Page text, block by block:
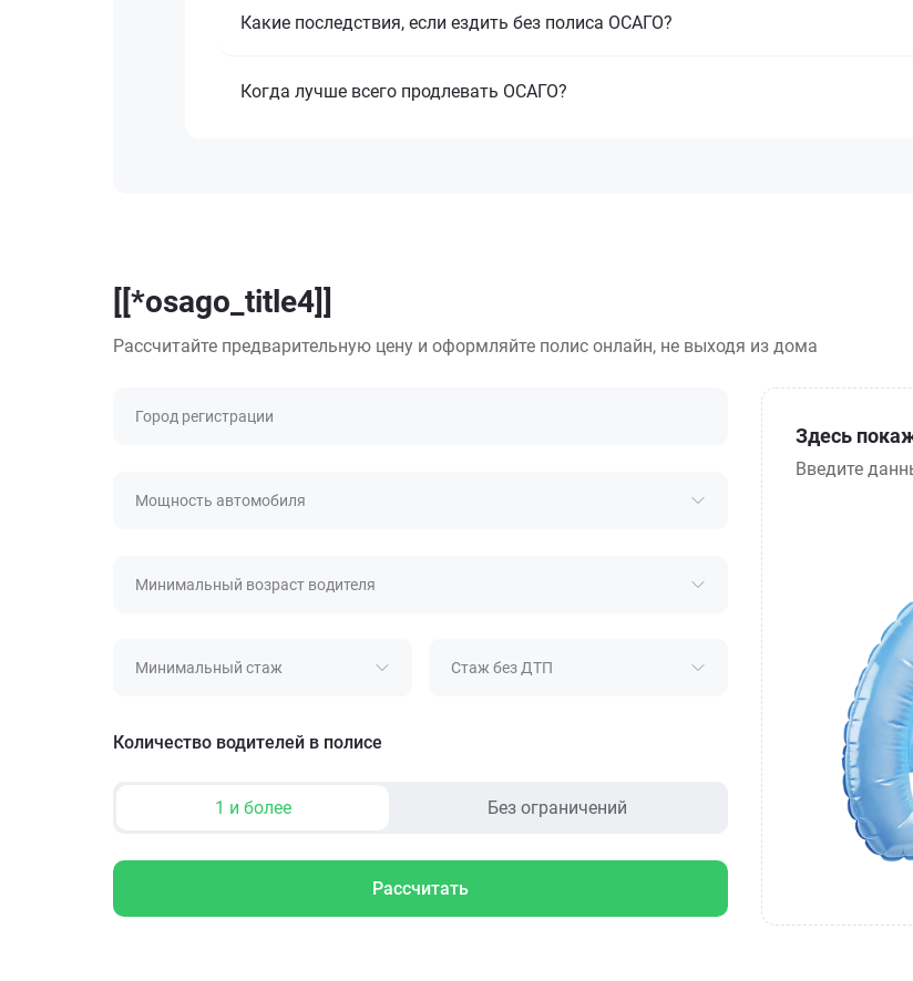
Какие последствия, если ездить без полиса ОСАГО?
Когда лучше всего продлевать ОСАГО?
[[*osago_title4]]
Рассчитайте предварительную цену и оформляйте полис онлайн, не выходя из дома
Город регистрации
Мощность автомобиля
Минимальный возраст водителя
Минимальный стаж Стаж без ДТП
Количество водителей в полисе
1 и более Без ограничений
Рассчитать
Здесь
Введите